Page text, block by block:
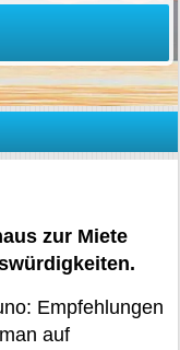
zur Miete
Empfehlungen
auf